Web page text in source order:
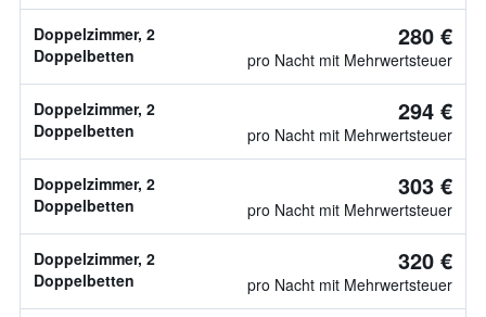
Doppelzimmer, 2
Doppelbetten
280 €
pro Nacht mit Mehrwertsteuer
Doppelzimmer, 2
Doppelbetten
294 €
pro Nacht mit Mehrwertsteuer
Doppelzimmer, 2
Doppelbetten
303 €
pro Nacht mit Mehrwertsteuer
Doppelzimmer, 2
Doppelbetten
320 €
pro Nacht mit Mehrwertsteuer